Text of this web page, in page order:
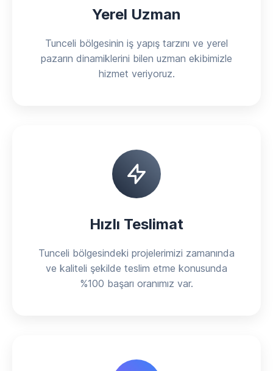
Yerel Uzman
Tunceli bölgesinin iş yapış tarzını ve yerel
pazarın dinamiklerini bilen uzman ekibimizle
hizmet veriyoruz.
Hızlı Teslimat
Tunceli bölgesindeki projelerimizi zamanında
ve kaliteli şekilde teslim etme konusunda
%100 başarı oranımız var.